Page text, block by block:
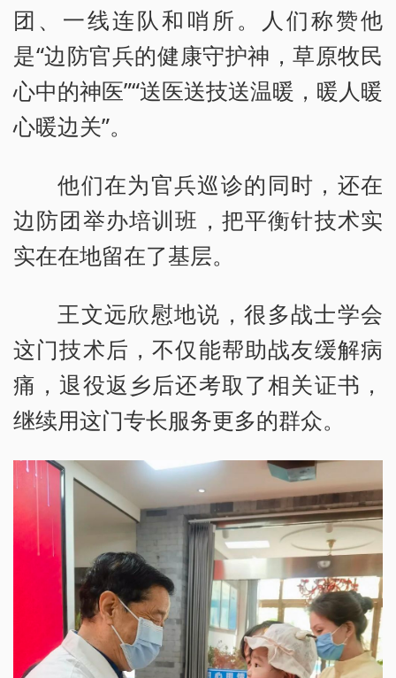
团、一线连队和哨所。人们称赞他
是“边防官兵的健康守护神，草原牧民
心中的神医”“送医送技送温暖，暖人暖
心暖边关”。
他们在为官兵巡诊的同时，还在
边防团举办培训班，把平衡针技术实
实在在地留在了基层。
王文远欣慰地说，很多战士学会
这门技术后，不仅能帮助战友缓解病
痛，退役返乡后还考取了相关证书，
继续用这门专长服务更多的群众。